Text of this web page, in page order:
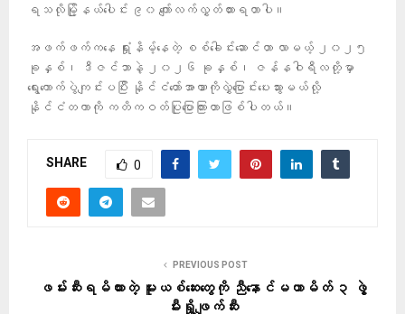
ရသလိုမြို့နယ်ပေါင်း ၉၀ ကျော်လက်လွှတ်ထားရတာပါ။
အဖက်ဖက်ကနေ ရှုံးနိမ့်နေတဲ့ စစ်ခေါင်းဆောင်ဟာ လာမယ့် ၂၀၂၅
ခုနှစ်၊ ဒီဇင်ဘာနဲ့ ၂၀၂၆ ခုနှစ်၊ ဇန်နဝါရီလတို့မှာ
ရွေးကောက်ပွဲကျင်းပပြီး နိုင်ငံတော်အာဏာကိုလွှဲပြောင်းပေးသွားမယ်လို့
နိုင်ငံတကာကို ကတိကဝတ်ပြုပြောကြားတာဖြစ်ပါတယ်။
SHARE 0
PREVIOUS POST
ဖမ်းဆီးရမိထားတဲ့ မူးယစ်ဆေးတွေကို ညီနောင်မဟာမိတ် ၃ ဖွဲ့
မီးရှို့ဖျက်ဆီး